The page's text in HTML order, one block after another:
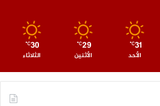
31
℃
الأحد
29
℃
الأثنين
30
℃
الثلاثاء